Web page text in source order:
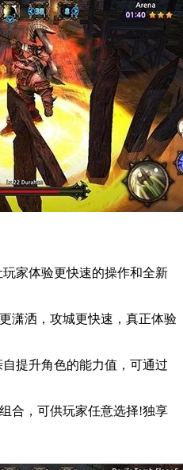
家体验更快速的操作和全新
洒，攻城更快速，真正体验
提升角色的能力值，可通过
，可供玩家任意选择!独享